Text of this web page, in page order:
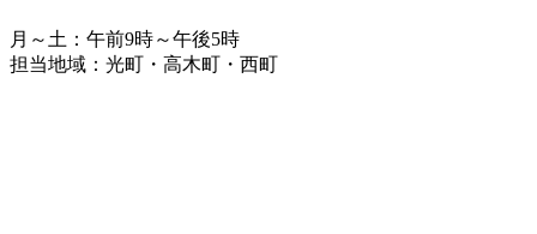
月～土：午前9時～午後5時
担当地域：光町・高木町・西町